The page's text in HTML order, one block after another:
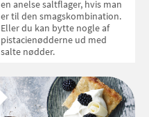
en anelse saltflager, hvis man
er til den smagskombination.
Eller du kan bytte nogle af
pistacienødderne ud med
salte nødder.